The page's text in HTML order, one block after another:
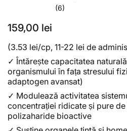
(6)
159,00 lei
(3.53 lei/cp, 11-22 lei de
✓ Întărește capacitatea
organismului în fața stresului
adaptogen avansat)
✓ Modulează activitatea
concentrației ridicate și pure
polizaharide bioactive